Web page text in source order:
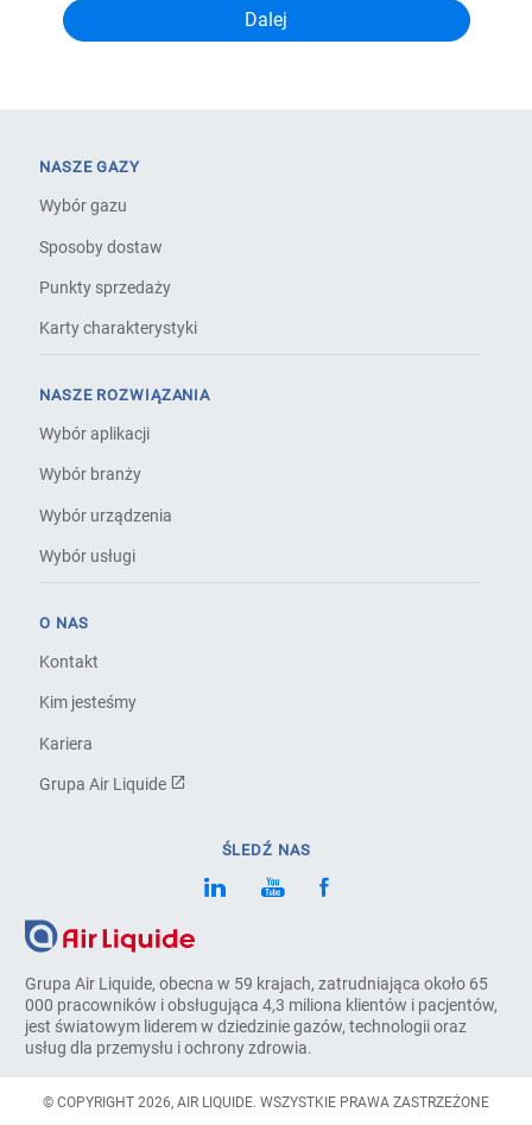
Grupa Air Liquide, obecna w 59 krajach, zatrudniająca około 65
000 pracowników i obsługująca 4,3 miliona klientów i pacjentów,
jest światowym liderem w dziedzinie gazów, technologii oraz
usług dla przemysłu i ochrony zdrowia.
NASZE GAZY
Wybór gazu
Sposoby dostaw
Punkty sprzedaży
Karty charakterystyki
NASZE ROZWIĄZANIA
Wybór aplikacji
Wybór branży
Wybór urządzenia
Wybór usługi
O NAS
Kontakt
Kim jesteśmy
Kariera
Grupa Air Liquide
ŚLEDŹ NAS
© COPYRIGHT 2026, AIR LIQUIDE. WSZYSTKIE PRAWA ZASTRZEŻONE